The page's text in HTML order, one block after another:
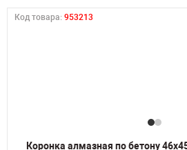
Код товара: 953213
Коронка алмазная по бетону